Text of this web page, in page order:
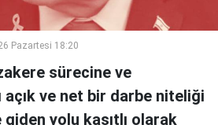
Pazartesi 18:20
sürecine ve
açık ve net bir darbe niteliği
yolu kasıtlı olarak